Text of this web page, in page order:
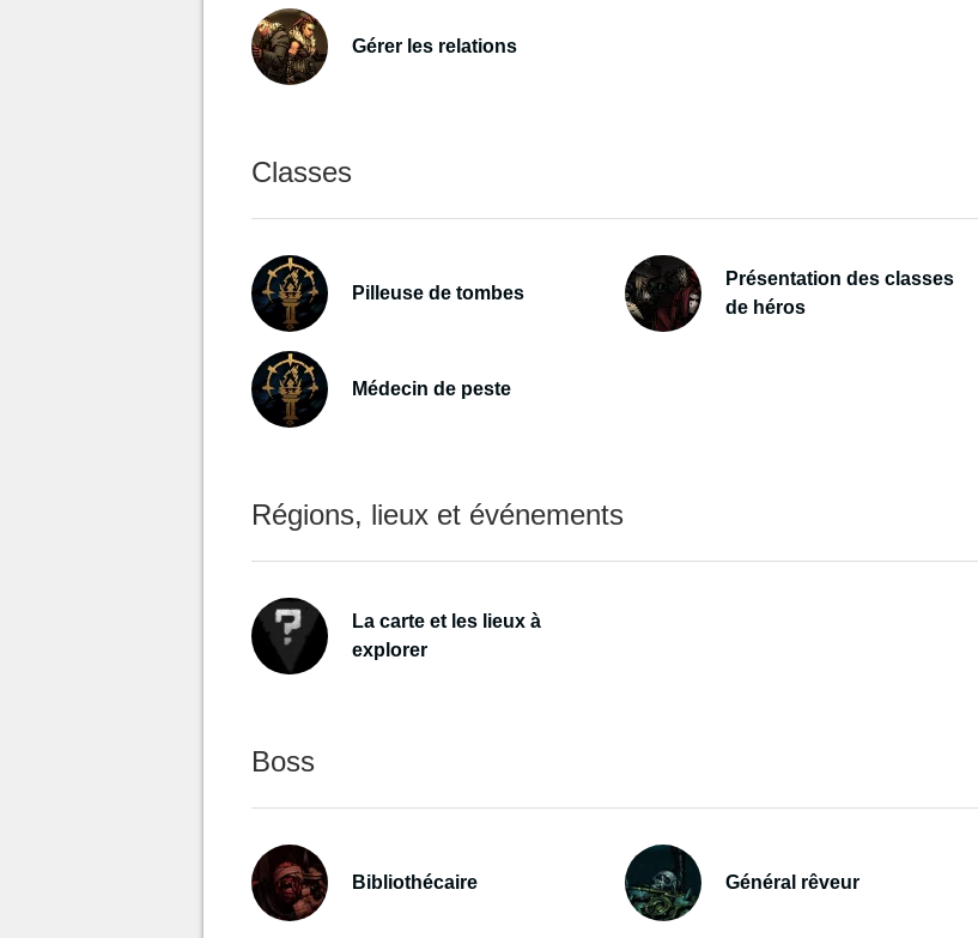
Gérer les relations
Classes
Pilleuse de tombes
Présentation des classes
de héros
Médecin de peste
Régions, lieux et événements
La carte et les lieux à
explorer
Boss
Bibliothécaire Général rêveur